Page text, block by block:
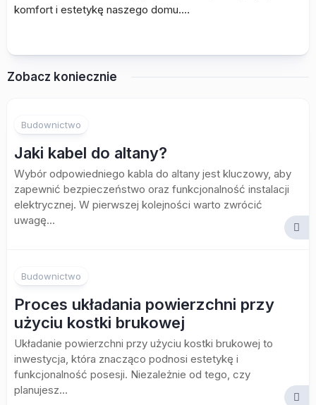
komfort i estetykę naszego domu.…
Zobacz koniecznie
Budownictwo
Jaki kabel do altany?
Wybór odpowiedniego kabla do altany jest kluczowy, aby
zapewnić bezpieczeństwo oraz funkcjonalność instalacji
elektrycznej. W pierwszej kolejności warto zwrócić
uwagę...
Budownictwo
Proces układania powierzchni przy
użyciu kostki brukowej
Układanie powierzchni przy użyciu kostki brukowej to
inwestycja, która znacząco podnosi estetykę i
funkcjonalność posesji. Niezależnie od tego, czy
planujesz...